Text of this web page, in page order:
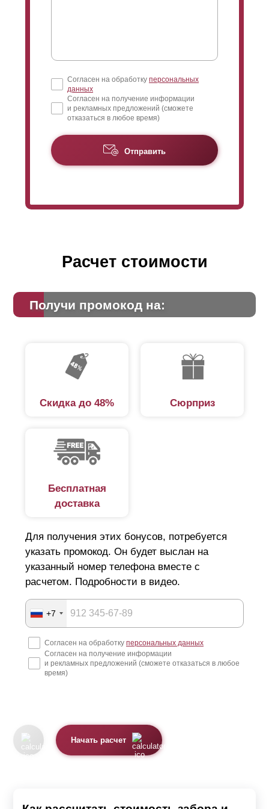
Согласен на обработку персональных
данных
Согласен на получение информации
и рекламных предложений (сможете
отказаться в любое время)
Отправить
Расчет стоимости
Получи промокод на:
Скидка до 48% Сюрприз
Бесплатная
доставка
Для получения этих бонусов, потребуется
указать промокод. Он будет выслан на
указанный номер телефона вместе с
расчетом. Подробности в видео.
+7
Согласен на обработку персональных данных
Согласен на получение информации
и рекламных предложений (сможете отказаться в любое
время)
Начать расчет